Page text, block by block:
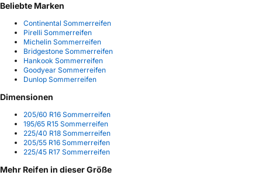
Beliebte Marken
Continental Sommerreifen
Pirelli Sommerreifen
Michelin Sommerreifen
Bridgestone Sommerreifen
Hankook Sommerreifen
Goodyear Sommerreifen
Dunlop Sommerreifen
Dimensionen
205/60 R16 Sommerreifen
195/65 R15 Sommerreifen
225/40 R18 Sommerreifen
205/55 R16 Sommerreifen
225/45 R17 Sommerreifen
Mehr Reifen in dieser Größe